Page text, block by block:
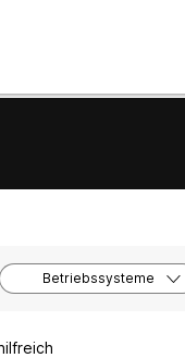
Betriebssysteme